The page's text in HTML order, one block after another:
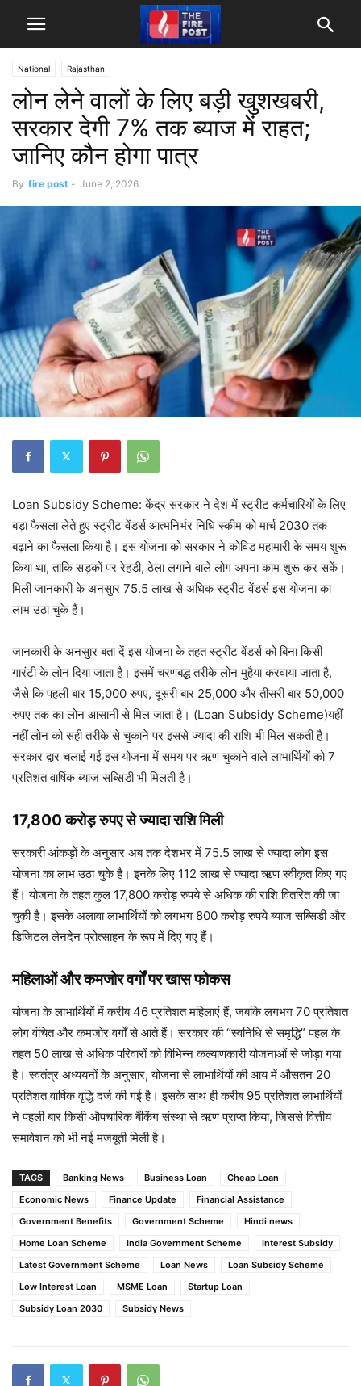
National Rajasthan
लोन लेने वालों के लिए बड़ी खुशखबरी,
सरकार देगी 7% तक ब्याज में राहत;
जानिए कौन होगा पात्र
By fire post - June 2, 2026
Loan Subsidy Scheme: केंद्र सरकार ने देश में स्ट्रीट कर्मचारियों के लिए
बड़ा फैसला लेते हुए स्ट्रीट वेंडर्स आत्मनिर्भर निधि स्कीम को मार्च 2030 तक
बढ़ाने का फैसला किया है। इस योजना को सरकार ने कोविड महामारी के समय शुरू
किया था, ताकि सड़कों पर रेहड़ी, ठेला लगाने वाले लोग अपना काम शुरू कर सकें।
मिली जानकारी के अनसुार 75.5 लाख से अधिक स्ट्रीट वेंडर्स इस योजना का
लाभ उठा चुके हैं।
जानकारी के अनसुार बता दें इस योजना के तहत स्ट्रीट वेंडर्स को बिना किसी
गारंटी के लोन दिया जाता है। इसमें चरणबद्ध तरीके लोन मुहैया करवाया जाता है,
जैसे कि पहली बार 15,000 रुपए, दूसरी बार 25,000 और तीसरी बार 50,000
रुपए तक का लोन आसानी से मिल जाता है। (Loan Subsidy Scheme)यहीं
नहीं लोन को सही तरीके से चुकाने पर इससे ज्यादा की राशि भी मिल सकती है।
सरकार द्वार चलाई गई इस योजना में समय पर ऋण चुकाने वाले लाभार्थियों को 7
प्रतिशत वार्षिक ब्याज सब्सिडी भी मिलती है।
17,800 करोड़ रुपए से ज्यादा राशि मिली
सरकारी आंकड़ों के अनुसार अब तक देशभर में 75.5 लाख से ज्यादा लोग इस
योजना का लाभ उठा चुके है। इनके लिए 112 लाख से ज्यादा ऋण स्वीकृत किए गए
हैं। योजना के तहत कुल 17,800 करोड़ रुपये से अधिक की राशि वितरित की जा
चुकी है। इसके अलावा लाभार्थियों को लगभग 800 करोड़ रुपये ब्याज सब्सिडी और
डिजिटल लेनदेन प्रोत्साहन के रूप में दिए गए हैं।
महिलाओं और कमजोर वर्गों पर खास फोकस
योजना के लाभार्थियों में करीब 46 प्रतिशत महिलाएं हैं, जबकि लगभग 70 प्रतिशत
लोग वंचित और कमजोर वर्गों से आते हैं। सरकार की “स्वनिधि से समृद्धि” पहल के
तहत 50 लाख से अधिक परिवारों को विभिन्न कल्याणकारी योजनाओं से जोड़ा गया
है। स्वतंत्र अध्ययनों के अनुसार, योजना से लाभार्थियों की आय में औसतन 20
प्रतिशत वार्षिक वृद्धि दर्ज की गई है। इसके साथ ही करीब 95 प्रतिशत लाभार्थियों
ने पहली बार किसी औपचारिक बैंकिंग संस्था से ऋण प्राप्त किया, जिससे वित्तीय
समावेशन को भी नई मजबूती मिली है।
TAGS Banking News Business Loan
Cheap Loan
Economic News
Finance Update
Financial Assistance
Government Benefits
Government Scheme
Hindi news
Home Loan Scheme
India Government Scheme
Interest Subsidy
Latest Government Scheme
Loan News
Loan Subsidy Scheme
Low Interest Loan
MSME Loan
Startup Loan
Subsidy Loan 2030
Subsidy News